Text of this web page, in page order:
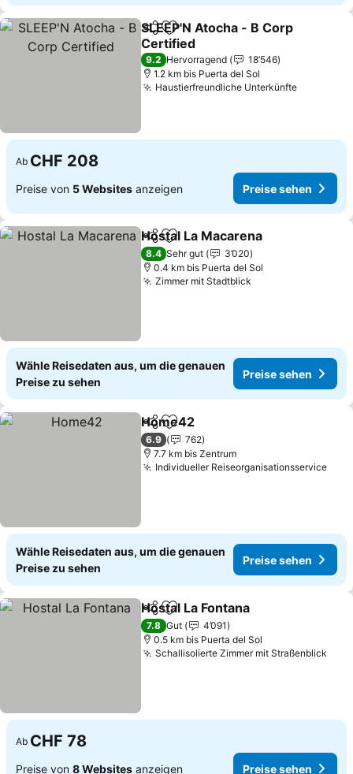
TeilenZu Favoriten hinzufügen
SLEEP'N Atocha - B Corp
Certified
9.2 Hervorragend
18’546
1.2 km bis Puerta del Sol
Haustierfreundliche Unterkünfte
Ab CHF 208
Preise von 5 Websites anzeigen Preise sehen
TeilenZu Favoriten hinzufügen
Hostal La Macarena
8.4 Sehr gut
3’020
0.4 km bis Puerta del Sol
Zimmer mit Stadtblick
Wähle Reisedaten aus, um die genauen
Preise zu sehen
Preise sehen
TeilenZu Favoriten hinzufügen
Home42
6.9
762
7.7 km bis Zentrum
Individueller Reiseorganisationsservice
Wähle Reisedaten aus, um die genauen
Preise zu sehen
Preise sehen
TeilenZu Favoriten hinzufügen
Hostal La Fontana
7.8 Gut
4’091
0.5 km bis Puerta del Sol
Schallisolierte Zimmer mit Straßenblick
Ab CHF 78
Preise von 8 Websites anzeigen Preise sehen